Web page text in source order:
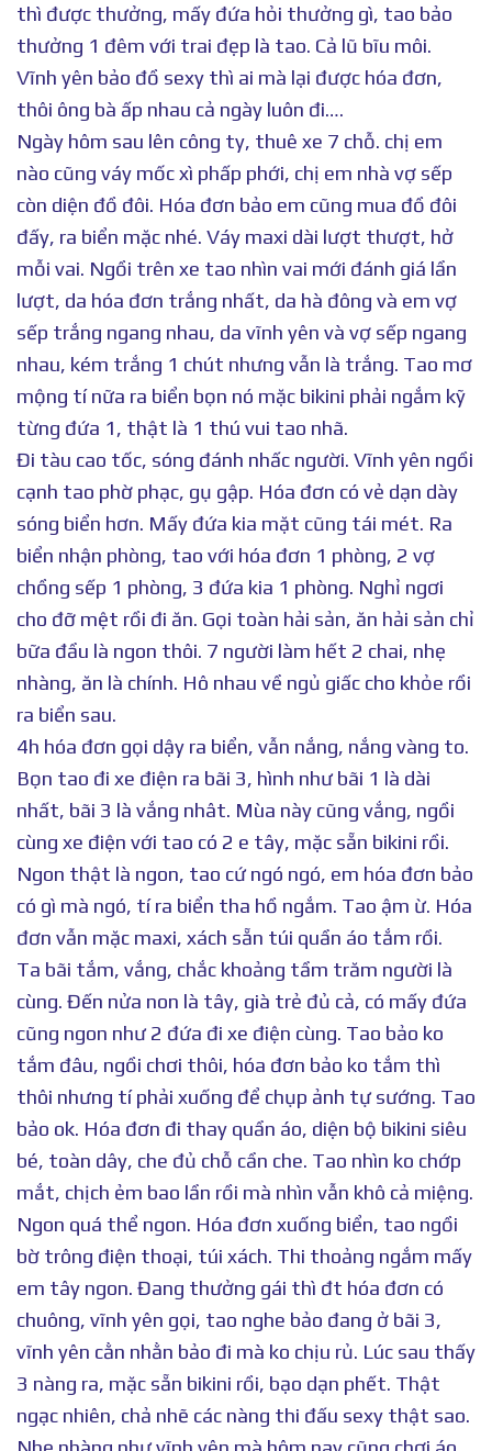
thì được thưởng, mấy đứa hỏi thưởng gì, tao bảo
thưởng 1 đêm với trai đẹp là tao. Cả lũ bĩu môi.
Vĩnh yên bảo đồ sexy thì ai mà lại được hóa đơn,
thôi ông bà ấp nhau cả ngày luôn đi….
Ngày hôm sau lên công ty, thuê xe 7 chỗ. chị em
nào cũng váy mốc xì phấp phới, chị em nhà vợ sếp
còn diện đồ đôi. Hóa đơn bảo em cũng mua đồ đôi
đấy, ra biển mặc nhé. Váy maxi dài lượt thượt, hở
mỗi vai. Ngồi trên xe tao nhìn vai mới đánh giá lần
lượt, da hóa đơn trắng nhất, da hà đông và em vợ
sếp trắng ngang nhau, da vĩnh yên và vợ sếp ngang
nhau, kém trắng 1 chút nhưng vẫn là trắng. Tao mơ
mộng tí nữa ra biển bọn nó mặc bikini phải ngắm kỹ
từng đứa 1, thật là 1 thú vui tao nhã.
Đi tàu cao tốc, sóng đánh nhấc người. Vĩnh yên ngồi
cạnh tao phờ phạc, gụ gập. Hóa đơn có vẻ dạn dày
sóng biển hơn. Mấy đứa kia mặt cũng tái mét. Ra
biển nhận phòng, tao với hóa đơn 1 phòng, 2 vợ
chồng sếp 1 phòng, 3 đứa kia 1 phòng. Nghỉ ngơi
cho đỡ mệt rồi đi ăn. Gọi toàn hải sản, ăn hải sản chỉ
bữa đầu là ngon thôi. 7 người làm hết 2 chai, nhẹ
nhàng, ăn là chính. Hô nhau về ngủ giấc cho khỏe rồi
ra biển sau.
4h hóa đơn gọi dậy ra biển, vẫn nắng, nắng vàng to.
Bọn tao đi xe điện ra bãi 3, hình như bãi 1 là dài
nhất, bãi 3 là vắng nhât. Mùa này cũng vắng, ngồi
cùng xe điện với tao có 2 e tây, mặc sẵn bikini rồi.
Ngon thật là ngon, tao cứ ngó ngó, em hóa đơn bảo
có gì mà ngó, tí ra biển tha hồ ngắm. Tao ậm ừ. Hóa
đơn vẫn mặc maxi, xách sẵn túi quần áo tắm rồi.
Ta bãi tắm, vắng, chắc khoảng tầm trăm người là
cùng. Đến nửa non là tây, già trẻ đủ cả, có mấy đứa
cũng ngon như 2 đứa đi xe điện cùng. Tao bảo ko
tắm đâu, ngồi chơi thôi, hóa đơn bảo ko tắm thì
thôi nhưng tí phải xuống để chụp ảnh tự sướng. Tao
bảo ok. Hóa đơn đi thay quần áo, diện bộ bikini siêu
bé, toàn dây, che đủ chỗ cần che. Tao nhìn ko chớp
mắt, chịch ẻm bao lần rồi mà nhìn vẫn khô cả miệng.
Ngon quá thể ngon. Hóa đơn xuống biển, tao ngồi
bờ trông điện thoại, túi xách. Thi thoảng ngắm mấy
em tây ngon. Đang thưởng gái thì đt hóa đơn có
chuông, vĩnh yên gọi, tao nghe bảo đang ở bãi 3,
vĩnh yên cằn nhằn bảo đi mà ko chịu rủ. Lúc sau thấy
3 nàng ra, mặc sẵn bikini rồi, bạo dạn phết. Thật
ngạc nhiên, chả nhẽ các nàng thi đấu sexy thật sao.